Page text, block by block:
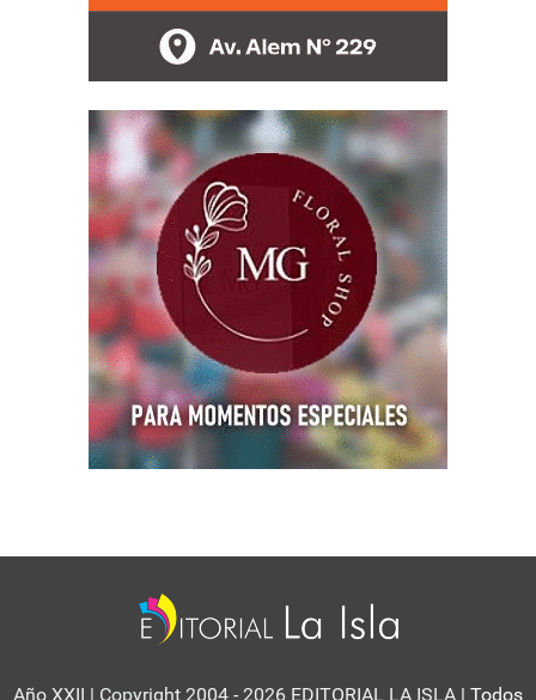
Año XXII | Copyright 2004 - 2026 EDITORIAL LA ISLA | Todos